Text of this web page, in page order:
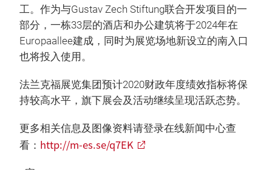
工。作为与Gustav Zech Stiftung联合开发项目的一
部分，一栋33层的酒店和办公建筑将于2024年在
Europaallee建成，同时为展览场地新设立的南入口
也将投入使用。
法兰克福展览集团预计2020财政年度绩效指标将保
持较高水平，旗下展会及活动继续呈现活跃态势。
更多相关信息及图像资料请登录在线新闻中心查
看： http://m-es.se/q7EK